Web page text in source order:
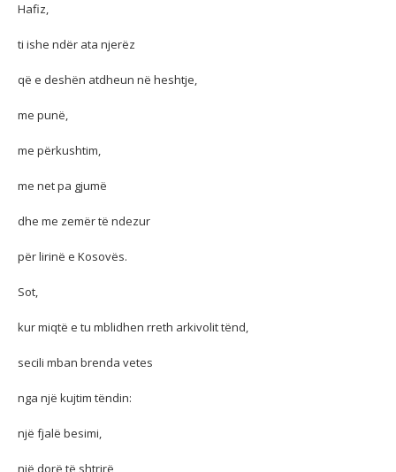
Hafiz,
ti ishe ndër ata njerëz
që e deshën atdheun në heshtje,
me punë,
me përkushtim,
me net pa gjumë
dhe me zemër të ndezur
për lirinë e Kosovës.
Sot,
kur miqtë e tu mblidhen rreth arkivolit tënd,
secili mban brenda vetes
nga një kujtim tëndin:
një fjalë besimi,
një dorë të shtrirë,